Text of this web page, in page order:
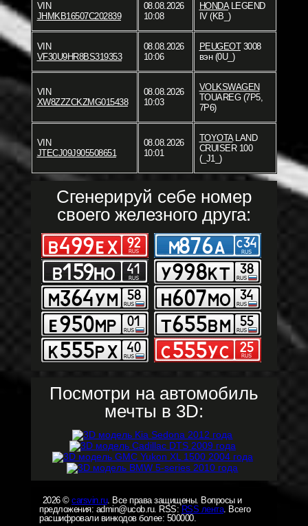
VIN
JHMKB16507C202839
08.08.2026
10:08
HONDALEGEND
IV (KB_)
VIN
VF30U9HR8BS319353
08.08.2026
10:06
PEUGEOT3008
вэн (0U_)
VIN
XW8ZZZCKZMG015438
08.08.2026
10:03
VOLKSWAGEN
TOUAREG (7P5,
7P6)
VIN
JTECJ09J905508651
08.08.2026
10:01
TOYOTALAND
CRUISER 100
(_J1_)
Сгенерируй себе номер
своего железного друга:
Посмотри на автомобиль
мечты в 3D:
2026 © carsvin.ru. Все права защищены. Вопросы и
предложения: admin@ucob.ru. RSS: RSS лента. Всего
расшифровали винкодов более: 500000.